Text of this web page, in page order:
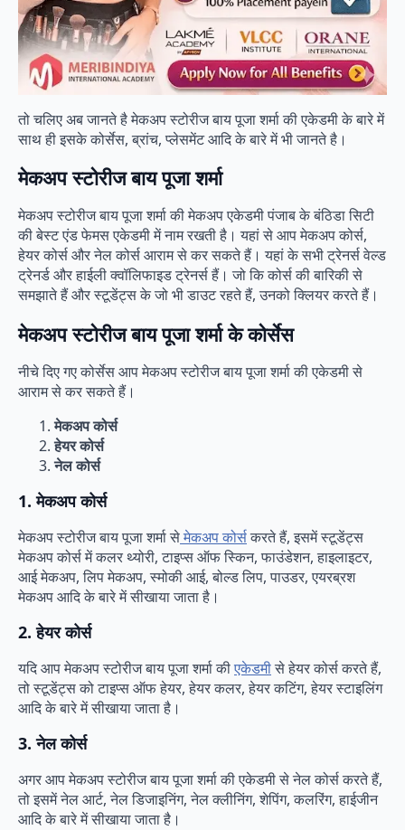
तो चलिए अब जानते है मेकअप स्टोरीज बाय पूजा शर्मा की एकेडमी के बारे में
साथ ही इसके कोर्सेस, ब्रांच, प्लेसमेंट आदि के बारे में भी जानते है।
मेकअप स्टोरीज बाय पूजा शर्मा
मेकअप स्टोरीज बाय पूजा शर्मा की मेकअप एकेडमी पंजाब के बंठिडा सिटी
की बेस्ट एंड फेमस एकेडमी में नाम रखती है। यहां से आप मेकअप कोर्स,
हेयर कोर्स और नेल कोर्स आराम से कर सकते हैं। यहां के सभी ट्रेनर्स वेल्ड
ट्रेनर्ड और हाईली क्वॉलिफाइड ट्रेनर्स हैं। जो कि कोर्स की बारिकी से
समझाते हैं और स्टूडेंट्स के जो भी डाउट रहते हैं, उनको क्लियर करते हैं।
मेकअप स्टोरीज बाय पूजा शर्मा के कोर्सेस
नीचे दिए गए कोर्सेस आप मेकअप स्टोरीज बाय पूजा शर्मा की एकेडमी से
आराम से कर सकते हैं।
मेकअप कोर्स
हेयर कोर्स
नेल कोर्स
1. मेकअप कोर्स
मेकअप स्टोरीज बाय पूजा शर्मा सेमेकअप कोर्सकरते हैं, इसमें स्टूडेंट्स
मेकअप कोर्स में कलर थ्योरी, टाइप्स ऑफ स्किन, फाउंडेशन, हाइलाइटर,
आई मेकअप, लिप मेकअप, स्मोकी आई, बोल्ड लिप, पाउडर, एयरब्रश
मेकअप आदि के बारे में सीखाया जाता है।
2. हेयर कोर्स
यदि आप मेकअप स्टोरीज बाय पूजा शर्मा कीएकेडमीसे हेयर कोर्स करते हैं,
तो स्टूडेंट्स को टाइप्स ऑफ हेयर, हेयर कलर, हेयर कटिंग, हेयर स्टाइलिंग
आदि के बारे में सीखाया जाता है।
3. नेल कोर्स
अगर आप मेकअप स्टोरीज बाय पूजा शर्मा की एकेडमी से नेल कोर्स करते हैं,
तो इसमें नेल आर्ट, नेल डिजाइनिंग, नेल क्लीनिंग, शेपिंग, कलरिंग, हाईजीन
आदि के बारे में सीखाया जाता है।